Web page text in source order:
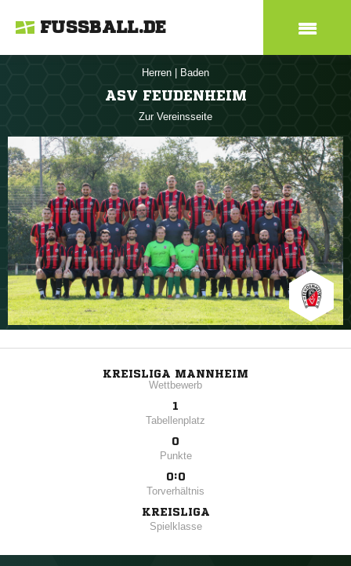
FUSSBALL.DE
Herren Baden
ASV FEUDENHEIM
Zur Vereinsseite
KREISLIGA MANNHEIM
Wettbewerb
1
Tabellenplatz
0
Punkte
0:0
Torverhältnis
KREISLIGA
Spielklasse